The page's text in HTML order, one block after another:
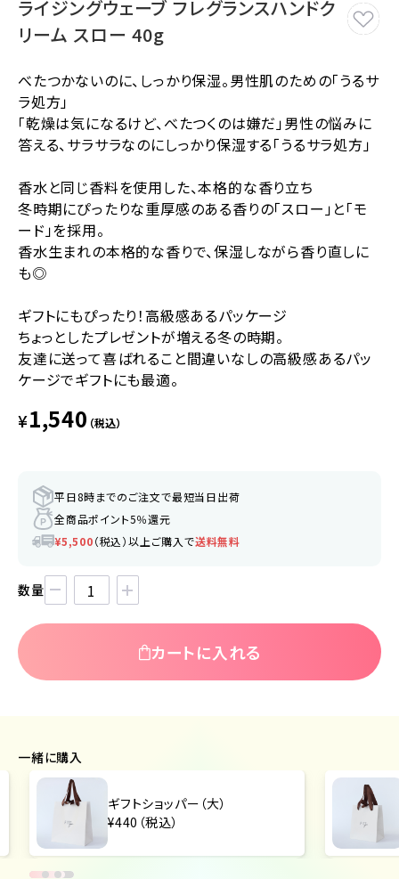
ライジングウェーブ フレグランスハンドク
リーム スロー 40g
べたつかないのに、しっかり保湿。男性肌のための「うるサ
ラ処方」
「乾燥は気になるけど、べたつくのは嫌だ」男性の悩みに
答える、サラサラなのにしっかり保湿する「うるサラ処方」
香水と同じ香料を使用した、本格的な香り立ち
冬時期にぴったりな重厚感のある香りの「スロー」と「モ
ード」を採用。
香水生まれの本格的な香りで、保湿しながら香り直しに
も◎
ギフトにもぴったり！高級感あるパッケージ
ちょっとしたプレゼントが増える冬の時期。
友達に送って喜ばれること間違いなしの高級感あるパッ
ケージでギフトにも最適。
¥1,540 （税込）
平日8時までのご注文で最短当日出荷
全商品ポイント5％還元
¥5,500（税込）以上ご購入で送料無料
数量
カートに入れる
一緒に購入
ギフトショッパー（大）
¥440（税込）